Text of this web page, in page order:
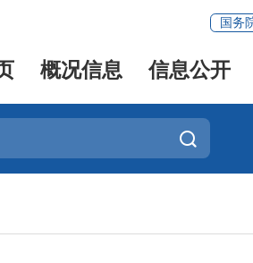
国务
概况信息 信息公开